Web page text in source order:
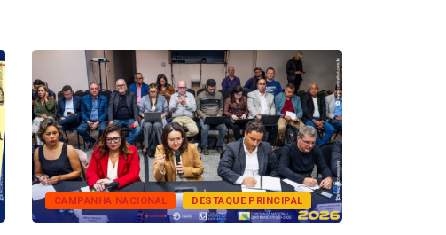
CAMPANHA NACIONAL DESTAQUE PRINCIPAL